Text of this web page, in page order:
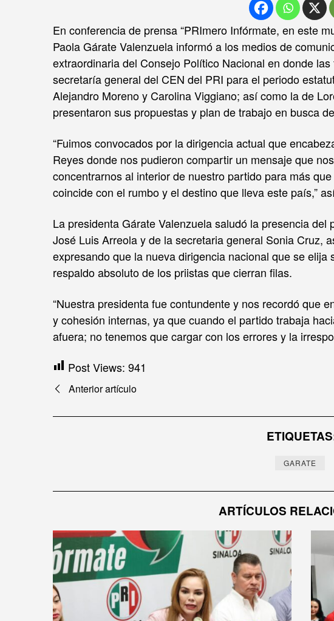
En conferencia de prensa “PRImero Infórmate, en este
Paola Gárate Valenzuela informó a los medios de
extraordinaria del Consejo Político Nacional en donde
secretaría general del CEN del PRI para el periodo
Alejandro Moreno y Carolina Viggiano; así como la de
presentaron sus propuestas y plan de trabajo en busca
“Fuimos convocados por la dirigencia actual que
Reyes donde nos pudieron compartir un mensaje que
concentrarnos al interior de nuestro partido para más
coincide con el rumbo y el destino que lleva este país,”
La presidenta Gárate Valenzuela saludó la presencia
José Luis Arreola y de la secretaria general Sonia Cruz,
expresando que la nueva dirigencia nacional que se
respaldo absoluto de los priistas que cierran filas.
“Nuestra presidenta fue contundente y nos recordó que
y cohesión internas, ya que cuando el partido trabaja
afuera; no tenemos que cargar con los errores y la
Post Views: 941
Navegación
de
Anterior artículo
GARATE
ARTÍCULOS